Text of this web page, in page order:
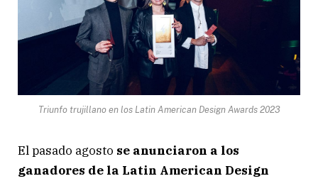
Triunfo trujillano en los Latin American Design Awards 2023
El pasado agosto se anunciaron a los
ganadores de la Latin American Design